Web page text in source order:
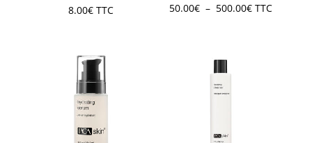
8.00€ TTC 50.00€ – 500.00€Plage
TTC